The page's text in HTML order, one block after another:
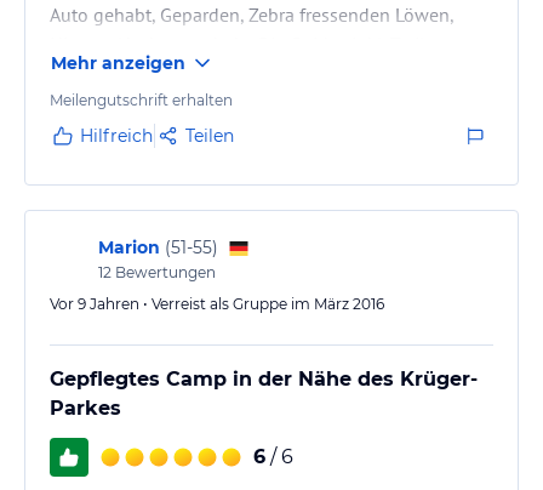
Auto gehabt, Geparden, Zebra fressenden Löwen,
waren super unterwegs... so macht das Spaß
Mehr anzeigen
Meilengutschrift erhalten
Hilfreich Teilen
Marion (51-55)
12 Bewertungen
Vor 9 Jahren • Verreist als Gruppe im März 2016
Gepflegtes Camp in der Nähe des Krüger-
Parkes
6 / 6